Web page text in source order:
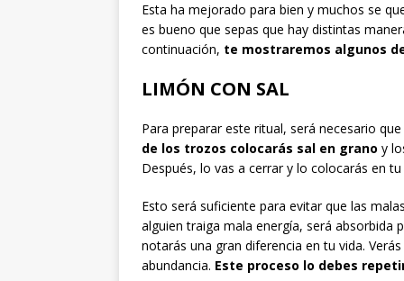
Esta ha mejorado para bien y muchos se
es bueno que sepas que hay distintas
continuación, te mostraremos algunos
LIMÓN CON SAL
Para preparar este ritual, será necesario
de los trozos colocarás sal en grano y
Después, lo vas a cerrar y lo colocarás en
Esto será suficiente para evitar que las
alguien traiga mala energía, será
notarás una gran diferencia en tu vida.
abundancia. Este proceso lo debes